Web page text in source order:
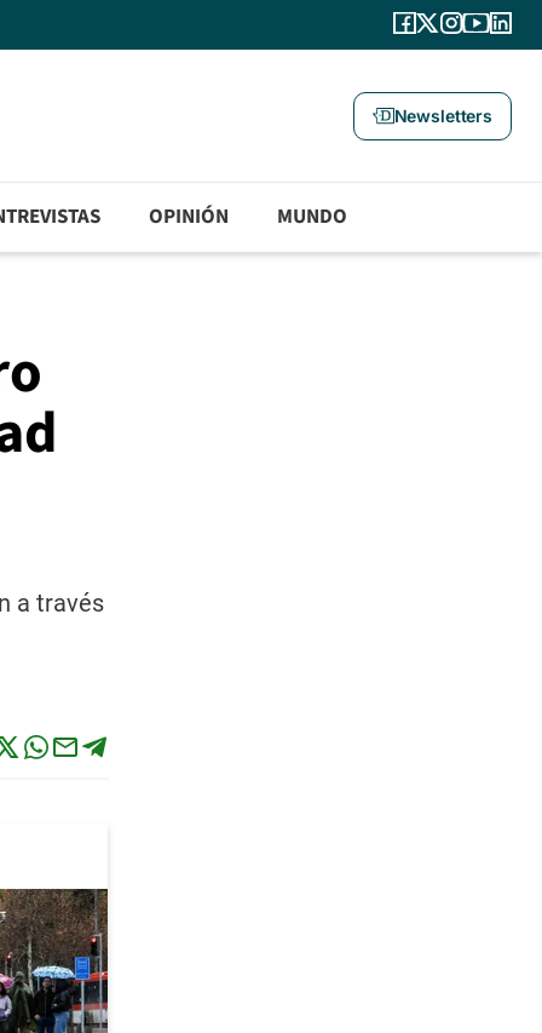
Newsletters
OPINIÓN MUNDO
a través